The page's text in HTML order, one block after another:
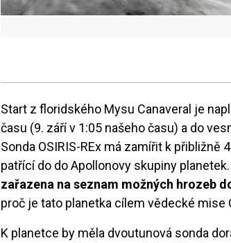
Start z floridského Mysu Canaveral je
času (9. září v 1:05 našeho času) a do
Sonda OSIRIS-REx má zamířit k
patřící do do Apollonovy skupiny planetek.
zařazena na seznam možných hrozeb
proč je tato planetka cílem vědecké mise
K planetce by měla dvoutunová sonda